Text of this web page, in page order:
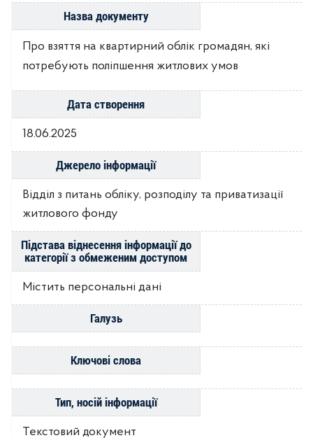
Назва документу
Про взяття на квартирний облік громадян, які
потребують поліпшення житлових умов
Дата створення
18.06.2025
Джерело інформації
Відділ з питань обліку, розподілу та приватизації
житлового фонду
Підстава віднесення інформації до
категорії з обмеженим доступом
Містить персональні дані
Галузь
Ключові слова
Тип, носій інформації
Текстовий документ